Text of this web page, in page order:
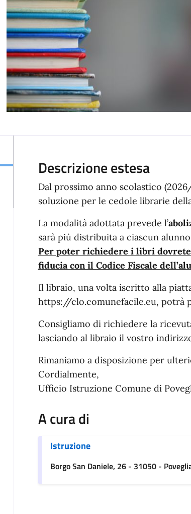
Descrizione estesa
Dal prossimo anno scolastico
soluzione per le cedole librarie
La modalità adottata prevede l’
sarà più distribuita a ciascun
Per poter richiedere i libri
fiducia con il Codice Fiscale
Il libraio, una volta iscritto alla
https://clo.comunefacile.eu, potrà
Consigliamo di richiedere la
lasciando al libraio il vostro
Rimaniamo a disposizione per
Cordialmente,
Ufficio Istruzione Comune di
A cura di
Istruzione
Borgo San Daniele, 26 - 31050 -